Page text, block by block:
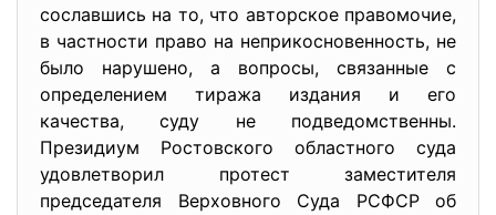
сославшись на то, что авторское правомочие,
в частности право на неприкосновенность, не
было нарушено, а вопросы, связанные с
определением тиража издания и его
качества, суду не подведомственны.
Президиум Ростовского областного суда
удовлетворил протест заместителя
председателя Верховного Суда РСФСР об